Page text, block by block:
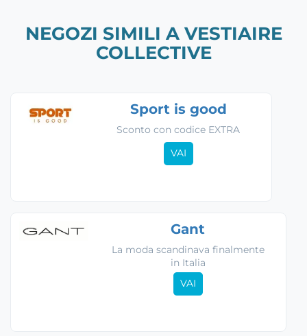
NEGOZI SIMILI A VESTIAIRE
COLLECTIVE
Sport is good
Sconto con codice EXTRA
VAI
Gant
La moda scandinava finalmente
in Italia
VAI